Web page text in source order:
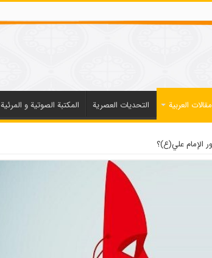
مقالات العربیة التحديات العصرية المكتبة الصوتية و المرئية
الإمام علي(ع)؟